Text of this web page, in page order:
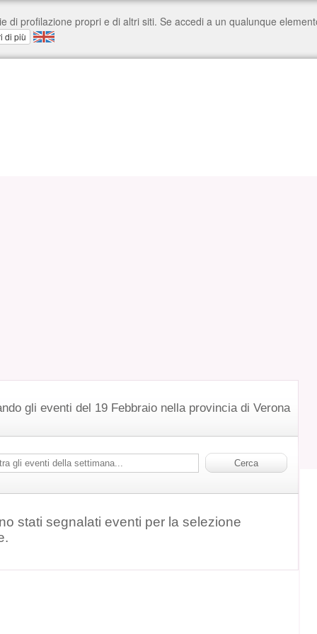
gli eventi del 19 Febbraio nella provincia di Verona
stati segnalati eventi per la selezione